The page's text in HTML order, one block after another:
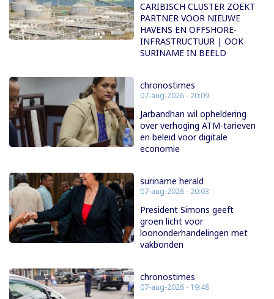
CARIBISCH CLUSTER ZOEKT
PARTNER VOOR NIEUWE
HAVENS EN OFFSHORE-
INFRASTRUCTUUR | OOK
SURINAME IN BEELD
chronostimes
07-aug-2026 - 20:09
Jarbandhan wil opheldering
over verhoging ATM-tarieven
en beleid voor digitale
economie
suriname herald
07-aug-2026 - 20:03
President Simons geeft
groen licht voor
loononderhandelingen met
vakbonden
chronostimes
07-aug-2026 - 19:48